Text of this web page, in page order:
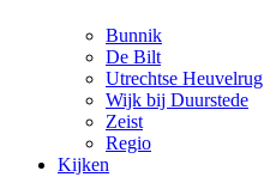
Bunnik
De Bilt
Utrechtse Heuvelrug
Wijk bij Duurstede
Zeist
Regio
Kijken